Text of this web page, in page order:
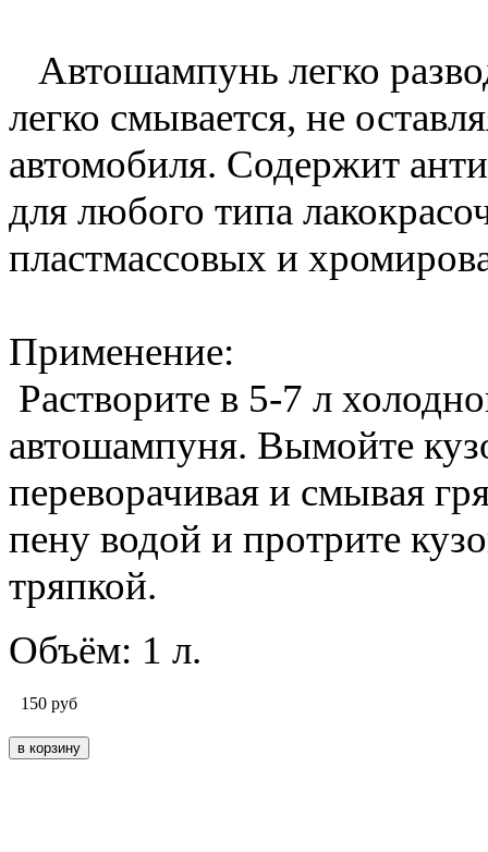
Автошампунь легко
легко смывается, не
автомобиля. Содержит
для любого типа
пластмассовых и
Применение:
Растворите в 5-7 л
автошампуня. Вымойте
переворачивая и смывая
пену водой и протрите
тряпкой.
Объём: 1 л.
150 руб